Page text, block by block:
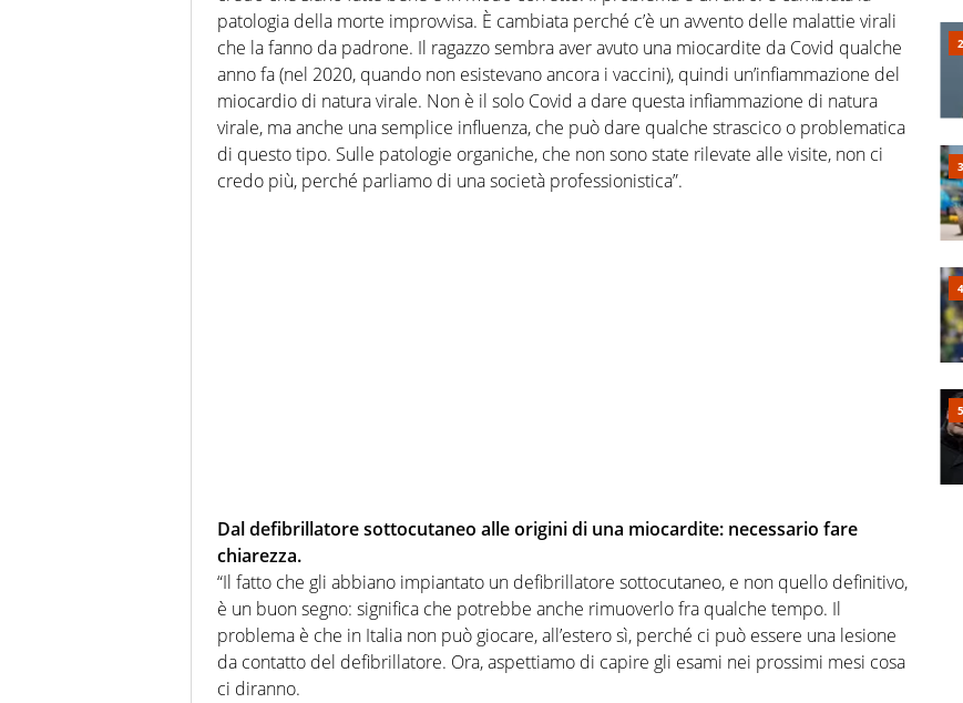
patologia della morte improvvisa. È cambiata perché c’è un avvento delle malattie virali
che la fanno da padrone. Il ragazzo sembra aver avuto una miocardite da Covid qualche
anno fa (nel 2020, quando non esistevano ancora i vaccini), quindi un’infiammazione del
miocardio di natura virale. Non è il solo Covid a dare questa infiammazione di natura
virale, ma anche una semplice influenza, che può dare qualche strascico o problematica
di questo tipo. Sulle patologie organiche, che non sono state rilevate alle visite, non ci
credo più, perché parliamo di una società professionistica”.
Dal defibrillatore sottocutaneo alle origini di una miocardite: necessario fare
chiarezza.
“Il fatto che gli abbiano impiantato un defibrillatore sottocutaneo, e non quello definitivo,
è un buon segno: significa che potrebbe anche rimuoverlo fra qualche tempo. Il
problema è che in Italia non può giocare, all’estero sì, perché ci può essere una lesione
da contatto del defibrillatore. Ora, aspettiamo di capire gli esami nei prossimi mesi cosa
ci diranno.